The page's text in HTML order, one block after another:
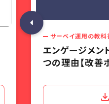
サーベイ運用の教科
エンゲージメン
つの理由【改善